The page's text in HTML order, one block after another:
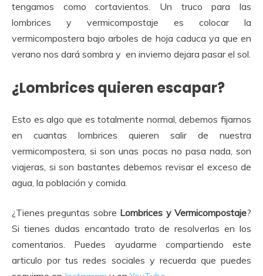
tengamos como cortavientos. Un truco para las
lombrices y vermicompostaje es colocar la
vermicompostera bajo arboles de hoja caduca ya que en
verano nos dará sombra y en invierno dejara pasar el sol.
¿Lombrices quieren escapar?
Esto es algo que es totalmente normal, debemos fijarnos
en cuantas lombrices quieren salir de nuestra
vermicompostera, si son unas pocas no pasa nada, son
viajeras, si son bastantes debemos revisar el exceso de
agua, la población y comida.
¿Tienes preguntas sobre Lombrices y Vermicompostaje?
Si tienes dudas encantado trato de resolverlas en los
comentarios. Puedes ayudarme compartiendo este
articulo por tus redes sociales y recuerda que puedes